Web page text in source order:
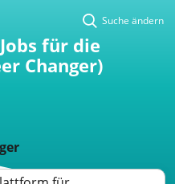
Suche ändern
für die
Changer)